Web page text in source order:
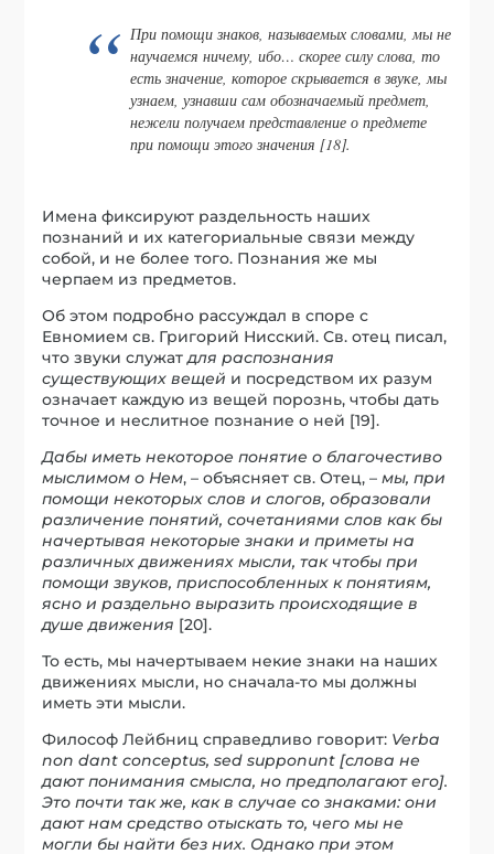
При помощи знаков, называемых словами, мы не
научаемся ничему, ибо… скорее силу слова, то
есть значение, которое скрывается в звуке, мы
узнаем, узнавши сам обозначаемый предмет,
нежели получаем представление о предмете
при помощи этого значения [18].
Имена фиксируют раздельность наших
познаний и их категориальные связи между
собой, и не более того. Познания же мы
черпаем из предметов.
Об этом подробно рассуждал в споре с
Евномием св. Григорий Нисский. Св. отец писал,
что звуки служатдля распознания
существующих вещей и посредством их разум
означает каждую из вещей порознь, чтобы дать
точное и неслитное познание о ней [19].
Дабы иметь некоторое понятие о благочестиво
мыслимом о Нем, – объясняет св. Отец, –мы, при
помощи некоторых слов и слогов, образовали
различение понятий, сочетаниями слов как бы
начертывая некоторые знаки и приметы на
различных движениях мысли, так чтобы при
помощи звуков, приспособленных к понятиям,
ясно и раздельно выразить происходящие в
душе движения [20].
То есть, мы начертываем некие знаки на наших
движениях мысли, но сначала-то мы должны
иметь эти мысли.
Философ Лейбниц справедливо говорит: Verba
non dant conceptus, sed supponunt [слова не
дают понимания смысла, но предполагают его].
Это почти так же, как в случае со знаками: они
дают нам средство отыскать то, чего мы не
могли бы найти без них. Однако при этом